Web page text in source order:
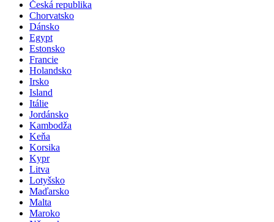
Česká republika
Chorvatsko
Dánsko
Egypt
Estonsko
Francie
Holandsko
Irsko
Island
Itálie
Jordánsko
Kambodža
Keňa
Korsika
Kypr
Litva
Lotyšsko
Maďarsko
Malta
Maroko